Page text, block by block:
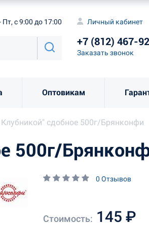
Пт, с 9:00 до 17:00 Личный кабинет
+7 (812) 467-
Заказать звонок
Оптовикам
Заказать
Клубникой" сдобное 500г/Брянконфи
500г/
0 Отзывов
Стоимость: 145 ₽